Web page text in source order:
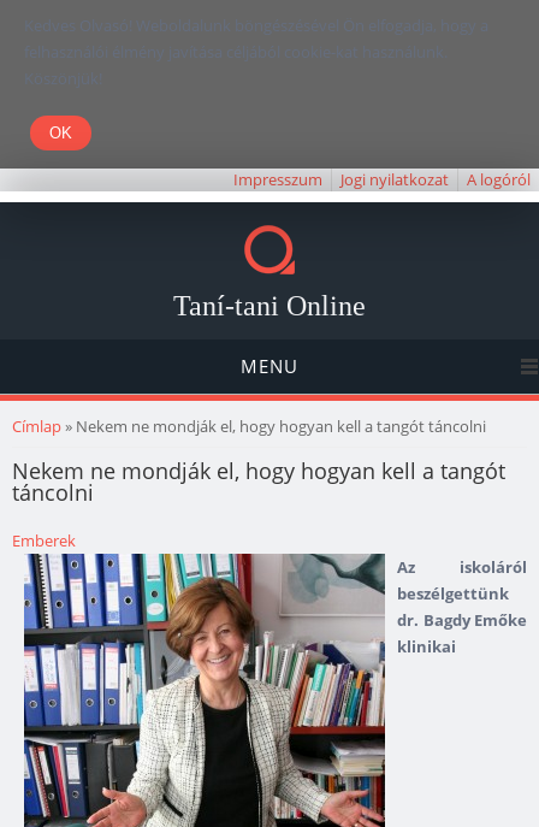
Kedves Olvasó! Weboldalunk böngészésével Ön elfogadja, hogy a
felhasználói élmény javítása céljából cookie-kat használunk.
Köszönjük!
Impresszum Jogi nyilatkozat A logóról
Taní-tani Online
MENU
Jelenlegi hely
Címlap» Nekem ne mondják el, hogy hogyan kell a tangót táncolni
Nekem ne mondják el, hogy hogyan kell a tangót
táncolni
Emberek
Az iskoláról
beszélgettünk
dr. Bagdy Emőke
klinikai